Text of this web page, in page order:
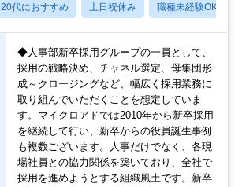
20代におすすめ 土日祝休み 職種未経験OK
◆人事部新卒採用グループの一員として、
採用の戦略決め、チャネル選定、母集団形
成～クロージングなど、幅広く採用業務に
取り組んでいただくことを想定していま
す。マイクロアドでは2010年から新卒採用
を継続して行い、新卒からの役員誕生事例
も複数ございます。人事だけでなく、各現
場社員との協力関係を築いており、全社で
採用を進めようとする組織風土です。新卒